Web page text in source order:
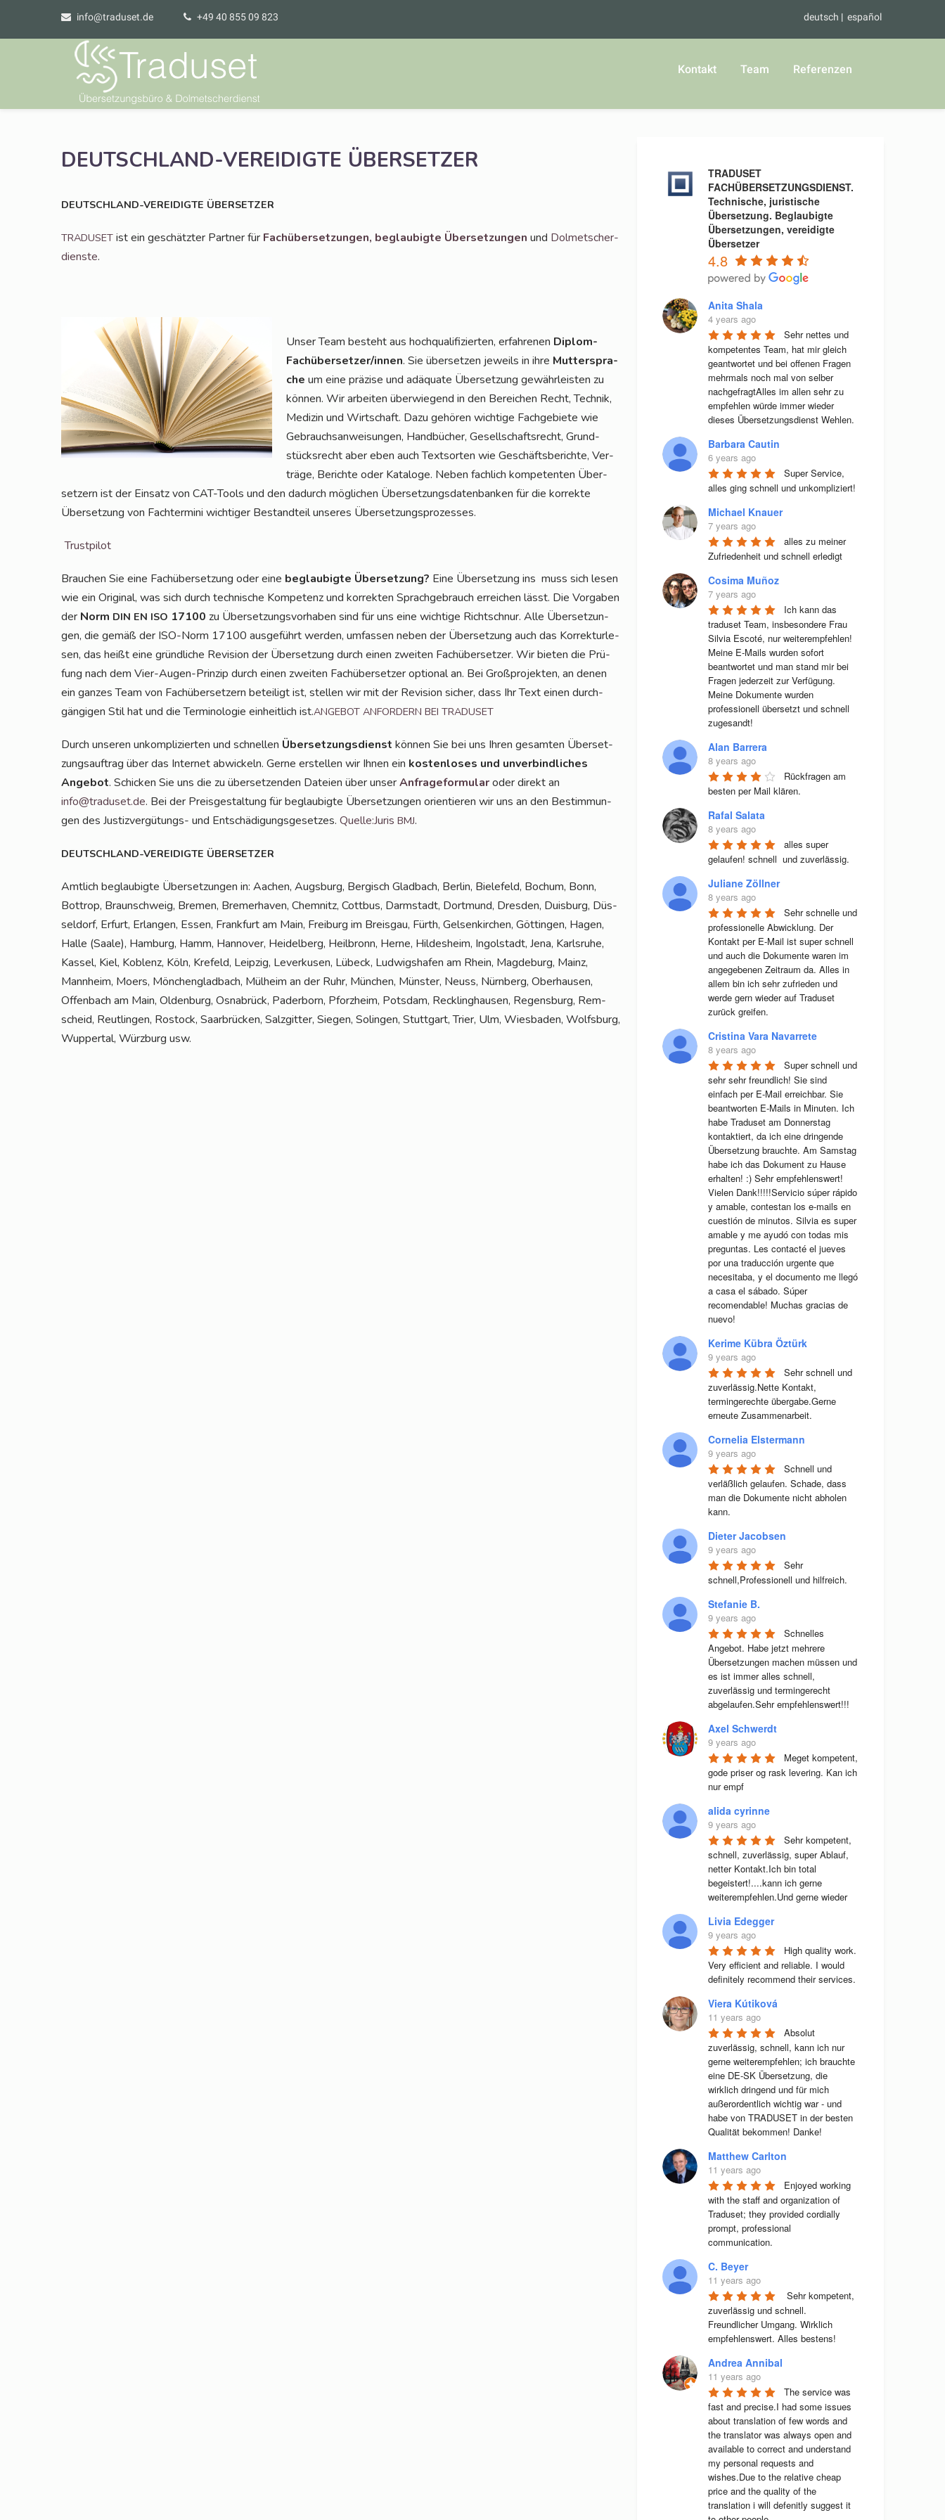
info@traduset.de +49 40 855 09 823 deutsch español
Kontakt Team Referenzen
DEUTSCHLAND-VEREIDIGTE ÜBERSETZER
DEUTSCHLAND-VEREIDIGTE ÜBERSETZER
TRADUSET ist ein geschätz­ter Part­ner für Fach­über­set­zun­gen, beglau­big­te Über­set­zun­gen und Dol­met­scher­
diens­te.
Unser Team besteht aus hoch­qua­li­fi­zier­ten, erfah­re­nen Diplom-
Fach­über­set­zer/in­nen. Sie über­set­zen jeweils in ihre Mut­ter­spra­
che um eine prä­zi­se und adäqua­te Über­set­zung gewähr­leis­ten zu
kön­nen. Wir arbei­ten über­wie­gend in den Berei­chen Recht, Tech­nik,
Medi­zin und Wirt­schaft. Dazu gehö­ren wich­ti­ge Fach­ge­bie­te wie
Gebrauchs­an­wei­sun­gen, Hand­bü­cher, Gesell­schafts­recht, Grund­
stücks­recht aber eben auch Text­sor­ten wie Geschäfts­be­rich­te, Ver­
trä­ge, Berich­te oder Kata­lo­ge. Neben fach­lich kom­pe­ten­ten Über­
set­zern ist der Ein­satz von CAT-Tools und den dadurch mög­li­chen Über­set­zungs­da­ten­ban­ken für die kor­rek­te
Über­set­zung von Fach­ter­mi­ni wich­ti­ger Bestand­teil unse­res Übersetzungsprozesses.
Trust­pi­lot
Brau­chen Sie eine Fach­über­set­zung oder eine beglau­big­te Über­set­zung? Eine Über­set­zung ins muss sich lesen
wie ein Ori­gi­nal, was sich durch tech­ni­sche Kom­pe­tenz und kor­rek­ten Sprach­ge­brauch errei­chen lässt. Die Vor­ga­ben
der Norm DIN EN ISO 17100 zu Über­set­zungs­vor­ha­ben sind für uns eine wich­ti­ge Richt­schnur. Alle Über­set­zun­
gen, die gemäß der ISO-Norm 17100 aus­ge­führt wer­den, umfas­sen neben der Über­set­zung auch das Kor­rek­tur­le­
sen, das heißt eine gründ­li­che Revi­si­on der Über­set­zung durch einen zwei­ten Fach­über­set­zer. Wir bie­ten die Prü­
fung nach dem Vier-Augen-Prin­zip durch einen zwei­ten Fach­über­set­zer optio­nal an. Bei Groß­pro­jek­ten, an denen
ein gan­zes Team von Fach­über­set­zern betei­ligt ist, stel­len wir mit der Revi­si­on sicher, dass Ihr Text einen durch­
gän­gi­gen Stil hat und die Ter­mi­no­lo­gie ein­heit­lich ist.ANGEBOT ANFORDERN BEI TRADUSET
Durch unse­ren unkom­pli­zier­ten und schnel­len Über­set­zungs­dienst kön­nen Sie bei uns Ihren gesam­ten Über­set­
zungs­auf­trag über das Inter­net abwi­ckeln. Ger­ne erstel­len wir Ihnen ein kos­ten­lo­ses und unver­bind­li­ches
Ange­bot. Schi­cken Sie uns die zu über­set­zen­den Datei­en über unserAnfra­ge­for­mu­laroder direkt an
info@traduset.de. Bei der Preis­ge­stal­tung für beglau­big­te Über­set­zun­gen ori­en­tie­ren wir uns an den Bestim­mun­
gen des Jus­tiz­ver­gü­tungs- und Ent­schä­di­gungs­ge­set­zes. Quelle:Juris BMJ.
DEUTSCHLAND-VEREIDIGTE ÜBERSETZER
Amt­lich beglau­big­te Über­set­zun­gen in: Aachen, Augs­burg, Ber­gisch Glad­bach, Ber­lin, Bie­le­feld, Bochum, Bonn,
Bot­trop, Braun­schweig, Bre­men, Bre­mer­ha­ven, Chem­nitz, Cott­bus, Darm­stadt, Dort­mund, Dres­den, Duis­burg, Düs­
sel­dorf, Erfurt, Erlan­gen, Essen, Frank­furt am Main, Frei­burg im Breis­gau, Fürth, Gel­sen­kir­chen, Göt­tin­gen, Hagen,
Hal­le (Saa­le), Ham­burg, Hamm, Han­no­ver, Hei­del­berg, Heil­bronn, Her­ne, Hil­des­heim, Ingol­stadt, Jena, Karls­ru­he,
Kas­sel, Kiel, Koblenz, Köln, Kre­feld, Leip­zig, Lever­ku­sen, Lübeck, Lud­wigs­ha­fen am Rhein, Mag­de­burg, Mainz,
Mann­heim, Moers, Mön­chen­glad­bach, Mül­heim an der Ruhr, Mün­chen, Müns­ter, Neuss, Nürn­berg, Ober­hau­sen,
Offen­bach am Main, Olden­burg, Osna­brück, Pader­born, Pforz­heim, Pots­dam, Reck­ling­hau­sen, Regens­burg, Rem­
scheid, Reut­lin­gen, Ros­tock, Saar­brü­cken, Salz­git­ter, Sie­gen, Solin­gen, Stutt­gart, Trier, Ulm, Wies­ba­den, Wolfs­burg,
Wup­per­tal, Würz­burg usw.
TRADUSET
FACHÜBERSETZUNGSDIENST.
Technische, juristische
Übersetzung. Beglaubigte
Übersetzungen, vereidigte
Übersetzer
4.8
Anita Shala
4 years ago
Sehr nettes und
kompetentes Team, hat mir gleich
geantwortet und bei offenen Fragen
mehrmals noch mal von selber
nachgefragtAlles im allen sehr zu
empfehlen würde immer wieder
dieses Übersetzungsdienst Wehlen.
Barbara Cautin
6 years ago
Super Service,
alles ging schnell und unkompliziert!
Michael Knauer
7 years ago
alles zu meiner
Zufriedenheit und schnell erledigt
Cosima Muñoz
7 years ago
Ich kann das
traduset Team, insbesondere Frau
Silvia Escoté, nur weiterempfehlen!
Meine E-Mails wurden sofort
beantwortet und man stand mir bei
Fragen jederzeit zur Verfügung.
Meine Dokumente wurden
professionell übersetzt und schnell
zugesandt!
Alan Barrera
8 years ago
Rückfragen am
besten per Mail klären.
Rafal Salata
8 years ago
alles super
gelaufen! schnell  und zuverlässig.
Juliane Zöllner
8 years ago
Sehr schnelle und
professionelle Abwicklung. Der
Kontakt per E-Mail ist super schnell
und auch die Dokumente waren im
angegebenen Zeitraum da. Alles in
allem bin ich sehr zufrieden und
werde gern wieder auf Traduset
zurück greifen.
Cristina Vara Navarrete
8 years ago
Super schnell und
sehr sehr freundlich! Sie sind
einfach per E-Mail erreichbar. Sie
beantworten E-Mails in Minuten. Ich
habe Traduset am Donnerstag
kontaktiert, da ich eine dringende
Übersetzung brauchte. Am Samstag
habe ich das Dokument zu Hause
erhalten! :) Sehr empfehlenswert!
Vielen Dank!!!!!Servicio súper rápido
y amable, contestan los e-mails en
cuestión de minutos. Silvia es super
amable y me ayudó con todas mis
preguntas. Les contacté el jueves
por una traducción urgente que
necesitaba, y el documento me llegó
a casa el sábado. Súper
recomendable! Muchas gracias de
nuevo!
Kerime Kübra Öztürk
9 years ago
Sehr schnell und
zuverlässig.Nette Kontakt,
termingerechte übergabe.Gerne
erneute Zusammenarbeit.
Cornelia Elstermann
9 years ago
Schnell und
verläßlich gelaufen. Schade, dass
man die Dokumente nicht abholen
kann.
Dieter Jacobsen
9 years ago
Sehr
schnell,Professionell und hilfreich.
Stefanie B.
9 years ago
Schnelles
Angebot. Habe jetzt mehrere
Übersetzungen machen müssen und
es ist immer alles schnell,
zuverlässig und termingerecht
abgelaufen.Sehr empfehlenswert!!!
Axel Schwerdt
9 years ago
Meget kompetent,
gode priser og rask levering. Kan ich
nur empf
alida cyrinne
9 years ago
Sehr kompetent,
schnell, zuverlässig, super Ablauf,
netter Kontakt.Ich bin total
begeistert!....kann ich gerne
weiterempfehlen.Und gerne wieder
Livia Edegger
9 years ago
High quality work.
Very efficient and reliable. I would
definitely recommend their services.
Viera Kútiková
11 years ago
Absolut
zuverlässig, schnell, kann ich nur
gerne weiterempfehlen; ich brauchte
eine DE-SK Übersetzung, die
wirklich dringend und für mich
außerordentlich wichtig war - und
habe von TRADUSET in der besten
Qualität bekommen! Danke!
Matthew Carlton
11 years ago
Enjoyed working
with the staff and organization of
Traduset; they provided cordially
prompt, professional
communication.
C. Beyer
11 years ago
Sehr kompetent,
zuverlässig und schnell.
Freundlicher Umgang. Wirklich
empfehlenswert. Alles bestens!
Andrea Annibal
11 years ago
The service was
fast and precise.I had some issues
about translation of few words and
the translator was always open and
available to correct and understand
my personal requests and
wishes.Due to the relative cheap
price and the quality of the
translation i will defenitly suggest it